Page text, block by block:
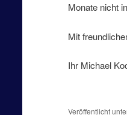
Monate nicht
Mit
Ihr Michael
Veröffentlicht